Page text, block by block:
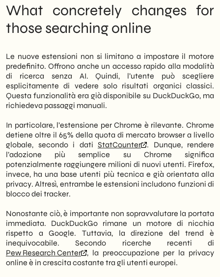
approfondire, è possibile consultare i nostri
SEO services.
What concretely changes for
those searching online
Le nuove estensioni non si limitano a impostare il motore
predefinito. Offrono anche un accesso rapido alla modalità
di ricerca senza AI. Quindi, l’utente può scegliere
esplicitamente di vedere solo risultati organici classici.
Questa funzionalità era già disponibile su DuckDuckGo, ma
richiedeva passaggi manuali.
In particolare, l’estensione per Chrome è rilevante. Chrome
detiene oltre il 65% della quota di mercato browser a livello
globale, secondo i dati StatCounter
. Dunque, rendere
l’adozione più semplice su Chrome significa
potenzialmente raggiungere milioni di nuovi utenti. Firefox,
invece, ha una base utenti più tecnica e già orientata alla
privacy. Altresì, entrambe le estensioni includono funzioni di
blocco dei tracker.
Nonostante ciò, è importante non sopravvalutare la portata
immediata. DuckDuckGo rimane un motore di nicchia
rispetto a Google. Tuttavia, la direzione del trend è
inequivocabile. Secondo ricerche recenti di
Pew Research Center
, la preoccupazione per la privacy
online è in crescita costante tra gli utenti europei.